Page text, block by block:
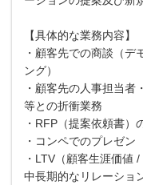
【具体的な業務内容】
・顧客先での商談（
ング）
・顧客先の人事担当者
等との折衝業務
・RFP（提案依頼書）
・コンペでのプレゼン
・LTV（顧客生涯価値
中長期的なリレーショ